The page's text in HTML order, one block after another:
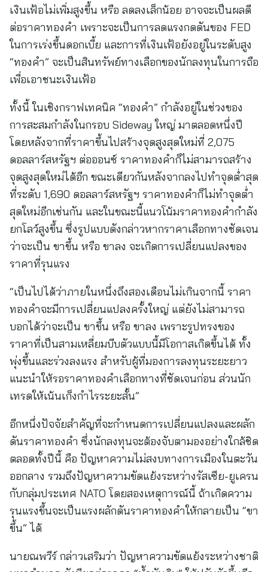
เงินเฟ้อไม่เพิ่มสูงขึ้น หรือ ลดลงเล็กน้อย อาจจะเป็นผลดี
ต่อราคาทองคำ เพราะจะเป็นการลดแรงกดดันของ FED
ในการเร่งขึ้นดอกเบี้ย และการที่เงินเฟ้อยังอยู่ในระดับสูง
“ทองคำ” จะเป็นสินทรัพย์ทางเลือกของนักลงทุนในการถือ
เพื่อเอาชนะเงินเฟ้อ
ทั้งนี้ ในเชิงกราฟเทคนิค “ทองคำ” กำลังอยู่ในช่วงของ
การสะสมกำลังในกรอบ Sideway ใหญ่ มาตลอดหนึ่งปี
โดยหลังจากที่ราคาขึ้นไปสร้างจุดสูงสุดใหม่ที่ 2,075
ดอลลาร์สหรัฐฯ ต่อออนซ์ ราคาทองคำก็ไม่สามารถสร้าง
จุดสูงสุดใหม่ได้อีก ขณะเดียวกันหลังจากลงไปทำจุดต่ำสุด
ที่ระดับ 1,690 ดอลลาร์สหรัฐฯ ราคาทองคำก็ไม่ทำจุดต่ำ
สุดใหม่อีกเช่นกัน และในขณะนี้แนวโน้มราคาทองคำกำลัง
ยกโลว์สูงขึ้น ซึ่งรูปแบบดังกล่าวหากราคาเลือกทางชัดเจน
ว่าจะเป็น ขาขึ้น หรือ ขาลง จะเกิดการเปลี่ยนแปลงของ
ราคาที่รุนแรง
“เป็นไปได้ว่าภายในหนึ่งถึงสองเดือนไม่เกินจากนี้ ราคา
ทองคำจะมีการเปลี่ยนแปลงครั้งใหญ่ แต่ยังไม่สามารถ
บอกได้ว่าจะเป็น ขาขึ้น หรือ ขาลง เพราะรูปทรงของ
ราคาที่เป็นสามเหลี่ยมบีบตัวแบบนี้มีโอกาสเกิดขึ้นได้ ทั้ง
พุ่งขึ้นและร่วงลงแรง สำหรับผู้ที่มองการลงทุนระยะยาว
แนะนำให้รอราคาทองคำเลือกทางที่ชัดเจนก่อน ส่วนนัก
เทรดให้เน้นเก็งกำไรระยะสั้น”
อีกหนึ่งปัจจัยสำคัญที่จะกำหนดการเปลี่ยนแปลงและผลัก
ดันราคาทองคำ ซึ่งนักลงทุนจะต้องจับตามองอย่างใกล้ชิด
ตลอดทั้งปีนี้ คือ ปัญหาความไม่สงบทางการเมืองในตะวัน
ออกลาง รวมถึงปัญหาความขัดแย้งระหว่างรัสเซีย-ยูเครน
กับกลุ่มประเทศ NATO โดยสองเหตุการณ์นี้ ถ้าเกิดความ
รุนแรงขึ้นจะเป็นแรงผลักดันราคาทองคำให้กลายเป็น “ขา
ขึ้น” ได้
นายณพวีร์ กล่าวเสริมว่า ปัญหาความขัดแย้งระหว่างชาติ